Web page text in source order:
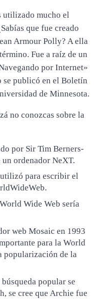
utilizado mucho el
que fue creado
Armour Polly? A ella
Fue a raíz de un
por Internet»
se publicó en el Boletín
de Minnesota.
no conozcas sobre la
por Sir Tim Berners-
ordenador NeXT.
para escribir el
Wide Web sería
web Mosaic en 1993
para la World
popularización de la
popular se
se cree que Archie fue